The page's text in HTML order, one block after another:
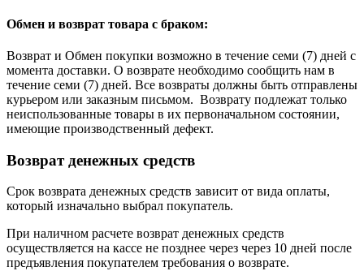
Обмен и возврат товара c браком:
Возврат и Обмен покупки возможно в течение семи (7) дней с
момента доставки. О возврате необходимо сообщить нам в
течение семи (7) дней. Все возвраты должны быть отправлены
курьером или заказным письмом. Возврату подлежат только
неиспользованные товары в их первоначальном состоянии,
имеющие производственный дефект.
Возврат денежных средств
Срок возврата денежных средств зависит от вида оплаты,
который изначально выбрал покупатель.
При наличном расчете возврат денежных средств
осуществляется на кассе не позднее через через 10 дней после
предъявления покупателем требования о возврате.